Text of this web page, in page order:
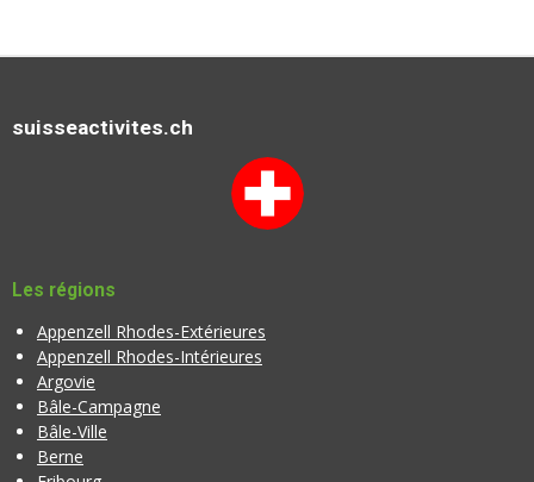
suisseactivites.ch
Les régions
Appenzell Rhodes-Extérieures
Appenzell Rhodes-Intérieures
Argovie
Bâle-Campagne
Bâle-Ville
Berne